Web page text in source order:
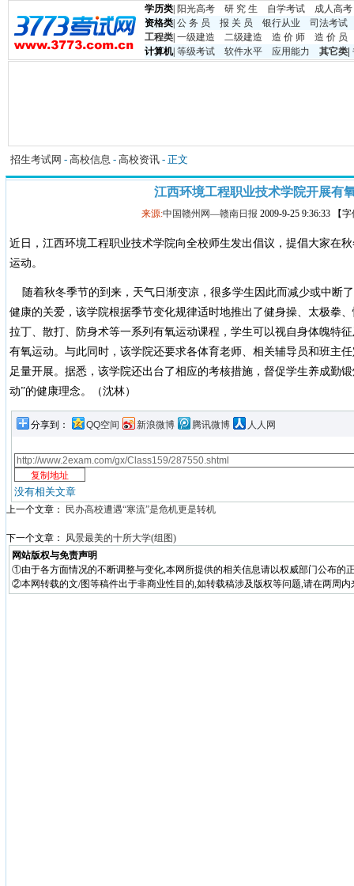
学历类 阳光高考 研 究 生 自学考试
成人高考
资格类 公 务 员 报 关 员 银行从业
司法考试
工程类 一级建造 二级建造 造 价 师
造 价 员
计算机| 等级考试 软件水平 应用能力 其它类
招生考试网 - 高校信息 - 高校资讯 - 正文
江西环境工程职业技术学院开展有
来源:中国赣州网—赣南日报 2009-9-25 9:36:33 【
近日，江西环境工程职业技术学院向全校师生发出倡议，提倡大家在
运动。
随着秋冬季节的到来，天气日渐变凉，很多学生因此而减少或中断
健康的关爱，该学院根据季节变化规律适时地推出了健身操、太极拳
拉丁、散打、防身术等一系列有氧运动课程，学生可以视自身体魄特
有氧运动。与此同时，该学院还要求各体育老师、相关辅导员和班主
足量开展。据悉，该学院还出台了相应的考核措施，督促学生养成勤
动”的健康理念。（沈林）
分享到： QQ空间 新浪微博 腾讯微博 人人网
没有相关文章
上一个文章： 民办高校遭遇“寒流”是危机更是转机
下一个文章：
风景最美的十所大学(组图)
网站版权与免责声明
①由于各方面情况的不断调整与变化,本网所提供的相关信息请以权威部门公布的
②本网转载的文/图等稿件出于非商业性目的,如转载稿涉及版权等问题,请在两周内